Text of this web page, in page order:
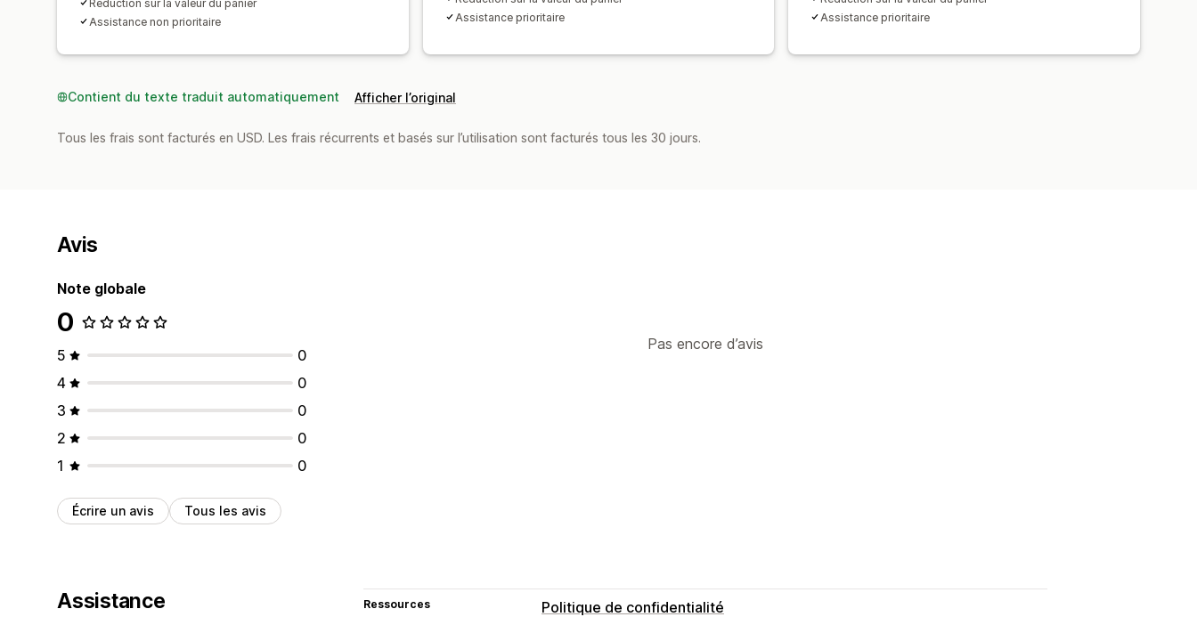
Réduction sur la valeur du panier
Assistance non prioritaire
Assistance prioritaire
Assistance prioritaire
Contient du texte traduit automatiquement Afficher l’original
Tous les frais sont facturés en USD. Les frais récurrents et basés sur l’utilisation sont facturés tous les 30 jours.
Avis
Note globale
0
5
0
4
0
3
0
2
0
1
0
Écrire un avis Tous les avis
Pas encore d’avis
Assistance Ressources
Politique de confidentialité